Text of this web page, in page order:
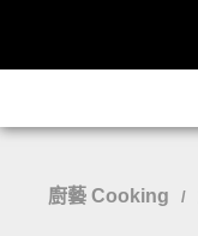
廚藝 Cooking /